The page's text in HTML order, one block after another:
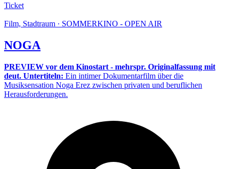
Ticket
Film, Stadtraum · SOMMERKINO - OPEN AIR
NOGA
PREVIEW vor dem Kinostart - mehrspr. Originalfassung mit
deut. Untertiteln: Ein intimer Dokumentarfilm über die
Musiksensation Noga Erez zwischen privaten und beruflichen
Herausforderungen.